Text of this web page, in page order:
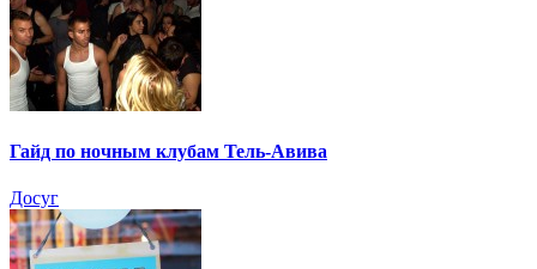
Гайд по ночным клубам Тель-Авива
Досуг